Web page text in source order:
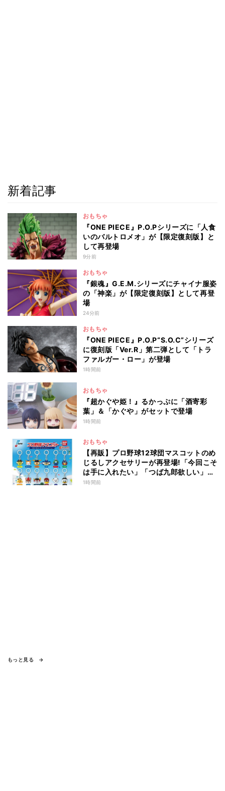
新着記事
おもちゃ
『ONE PIECE』P.O.Pシリーズに「人食
いのバルトロメオ」が【限定復刻版】と
して再登場
9分前
おもちゃ
『銀魂』G.E.M.シリーズにチャイナ服姿
の「神楽」が【限定復刻版】として再登
場
24分前
おもちゃ
『ONE PIECE』P.O.P“S.O.C”シリーズ
に復刻版「Ver.R」第二弾として「トラ
ファルガー・ロー」が登場
1時間前
おもちゃ
『超かぐや姫！』るかっぷに「酒寄彩
葉」＆「かぐや」がセットで登場
1時間前
おもちゃ
【再販】プロ野球12球団マスコットのめ
じるしアクセサリーが再登場!「今回こそ
は手に入れたい」「つば九郎欲しい」と
話題
1時間前
もっと見る